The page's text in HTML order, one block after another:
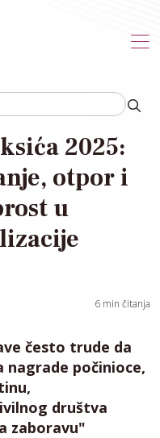
2025:
otpor i
u
6 min čitanja
često trude da
nagrade počinioce,
društva
zaboravu"